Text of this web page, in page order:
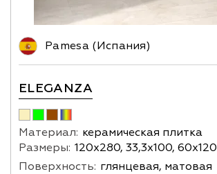
Pamesa (Испания)
ELEGANZA
Материал: керамическая плитка
Размеры: 120х280, 33,3х100, 60х120
Поверхность: глянцевая, матовая